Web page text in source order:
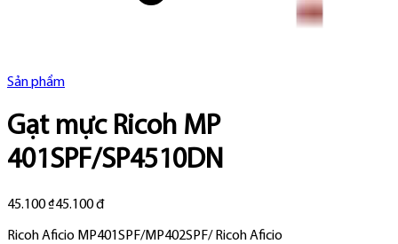
Sản phẩm
Gạt mực Ricoh MP
401SPF/SP4510DN
45.100 ₫45.100 đ
Ricoh Aficio MP401SPF/MP402SPF/ Ricoh Aficio